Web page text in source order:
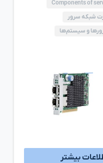
Components of
شبکه سرور
و سیستم‌ها
بیشتر